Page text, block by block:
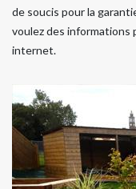
de soucis pour la
voulez des informations
internet.